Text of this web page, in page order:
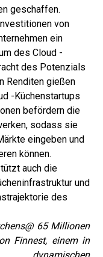
geschaffen.
von
ein
des Cloud -
des Potenzials
Renditen gießen
-Küchenstartups
befördern die
sodass sie
eingeben und
können.
auch die
und
des
65 Millionen
Finnest, einem in